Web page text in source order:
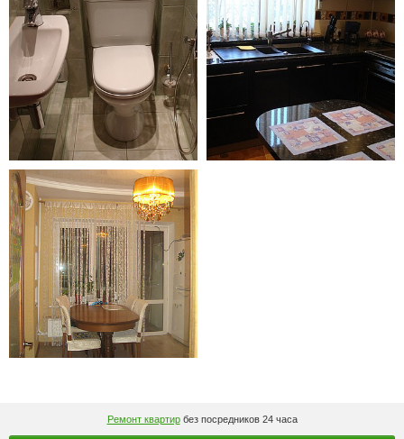
Ремонт квартирбез посредников 24 часа